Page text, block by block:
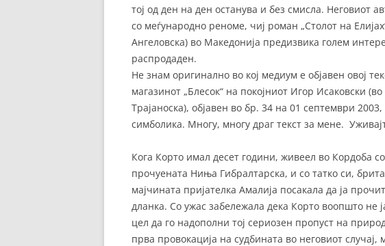
тој од ден на ден останува и без смисла. Неговиот
со меѓународно реноме, чиј роман „Столот на
Ангеловска) во Македонија предизвика голем
распродаден.
Не знам оригинално во кој медиум е објавен овој
магазинот „Блесок“ на покојниот Игор Исаковски
Трајаноска), објавен во бр. 34 на 01 септември
симболика. Многу, многу драг текст за мене.
Кога Корто имал десет години, живеел во Кордоба
прочуената Ниња Гибралтарска, и со татко си,
мајчината пријателка Амалија посакала да ја
дланка. Со ужас забележала дека Корто воопшто не
цел да го надополни тој сериозен пропуст на
прва провокација на судбината во неговиот